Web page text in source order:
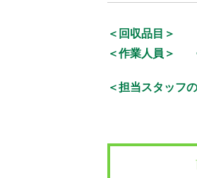
＜回収品目＞
＜作業人員＞
＜担当スタッフ